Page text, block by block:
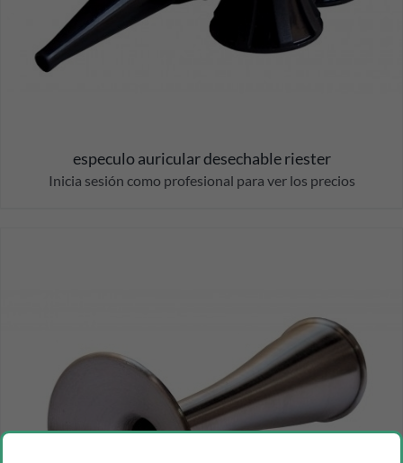
especulo auricular desechable riester
Inicia sesión como profesional para ver los precios